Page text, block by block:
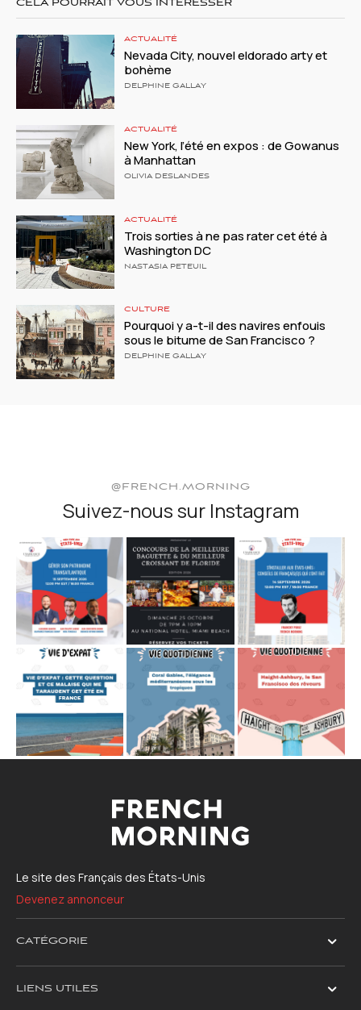
CELA POURRAIT VOUS INTÉRESSER
ACTUALITÉ
Nevada City, nouvel eldorado arty et
bohème
DELPHINE GALLAY
ACTUALITÉ
New York, l’été en expos : de Gowanus
à Manhattan
OLIVIA DESLANDES
ACTUALITÉ
Trois sorties à ne pas rater cet été à
Washington DC
NASTASIA PETEUIL
CULTURE
Pourquoi y a-t-il des navires enfouis
sous le bitume de San Francisco ?
DELPHINE GALLAY
@FRENCH.MORNING
Suivez-nous sur Instagram
Le site des Français des États-Unis
Devenez annonceur
CATÉGORIE
LIENS UTILES